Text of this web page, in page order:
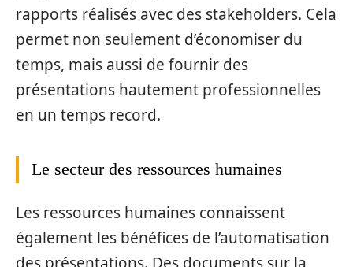
rapports réalisés avec des stakeholders. Cela
permet non seulement d’économiser du
temps, mais aussi de fournir des
présentations hautement professionnelles
en un temps record.
Le secteur des ressources humaines
Les ressources humaines connaissent
également les bénéfices de l’automatisation